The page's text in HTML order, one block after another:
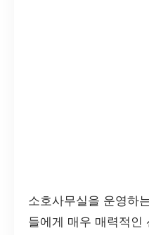
소호사무실을 운영하
들에게 매우 매력적인